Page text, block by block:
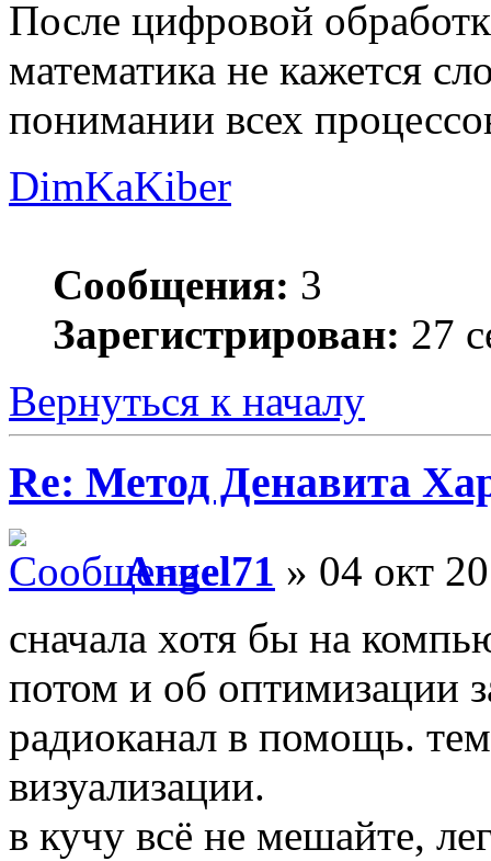
После цифровой
математика не кажется
понимании всех
DimKaKiber
Сообщения: 3
Зарегистрирован: 27
Вернуться к началу
Re: Метод Денавита
Angel71 » 04 окт
сначала хотя бы на
потом и об оптимизации
радиоканал в помощь.
визуализации.
в кучу всё не мешайте,